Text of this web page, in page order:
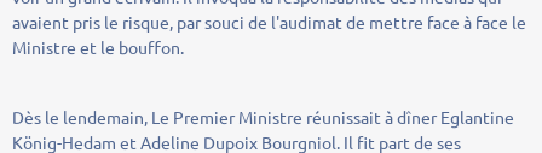
avaient pris le risque, par souci de l'audimat de mettre face à face le
Ministre et le bouffon.
Dès le lendemain, Le Premier Ministre réunissait à dîner Eglantine
König-Hedam et Adeline Dupoix Bourgniol. Il fit part de ses